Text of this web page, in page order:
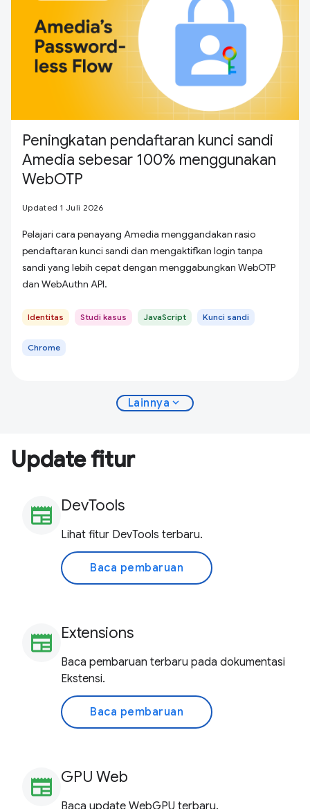
Peningkatan pendaftaran kunci sandi
Amedia sebesar 100% menggunakan
WebOTP
Updated 1 Juli 2026
Pelajari cara penayang Amedia menggandakan rasio
pendaftaran kunci sandi dan mengaktifkan login tanpa
sandi yang lebih cepat dengan menggabungkan WebOTP
dan WebAuthn API.
Identitas Studi kasus JavaScript Kunci sandi
Chrome
Lainnya expand_more
Update fitur
newspaper DevTools
Lihat fitur DevTools terbaru.
Baca pembaruan
newspaper Extensions
Baca pembaruan terbaru pada dokumentasi
Ekstensi.
Baca pembaruan
newspaper GPU Web